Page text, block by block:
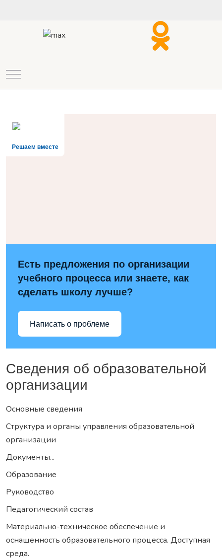
Mobile Menu Toggle
Решаем вместе
Есть предложения по организации
учебного процесса или знаете, как
сделать школу лучше?
Написать о проблеме
Сведения об образовательной
организации
Основные сведения
Структура и органы управления образовательной
организации
Документы...
Образование
Руководство
Педагогический состав
Материально-техническое обеспечение и
оснащенность образовательного процесса. Доступная
среда.